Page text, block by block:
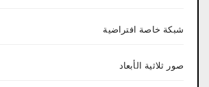
شبكة خاصة افتراضية
صور ثلاثية الأبعاد